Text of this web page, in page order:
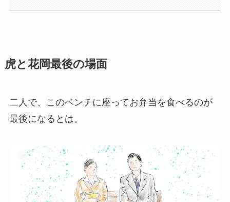
虎と花岡最後の場面
二人で、このベンチに座ってお弁当を食べるのが
最後になるとは。